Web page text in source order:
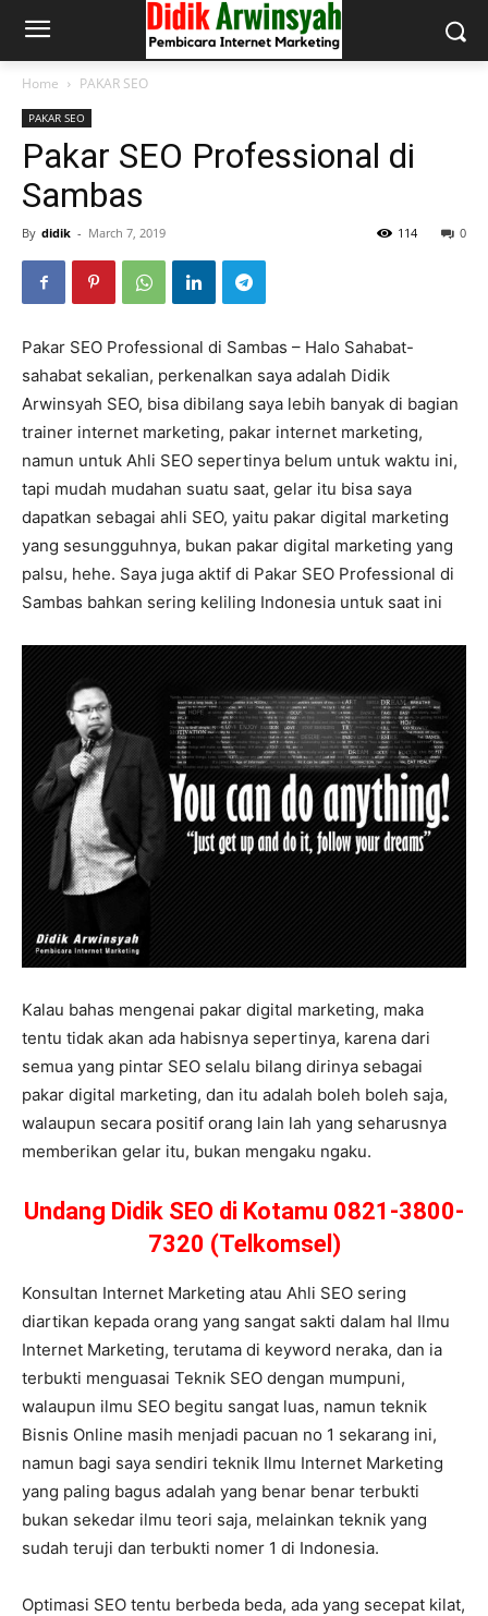
Home PAKAR SEO
PAKAR SEO
Pakar SEO Professional di
Sambas
By didik - March 7, 2019 0
114
Pakar SEO Professional di Sambas – Halo Sahabat-
sahabat sekalian, perkenalkan saya adalah Didik
Arwinsyah SEO, bisa dibilang saya lebih banyak di bagian
trainer internet marketing, pakar internet marketing,
namun untuk Ahli SEO sepertinya belum untuk waktu ini,
tapi mudah mudahan suatu saat, gelar itu bisa saya
dapatkan sebagai ahli SEO, yaitu pakar digital marketing
yang sesungguhnya, bukan pakar digital marketing yang
palsu, hehe. Saya juga aktif di Pakar SEO Professional di
Sambas bahkan sering keliling Indonesia untuk saat ini
Kalau bahas mengenai pakar digital marketing, maka
tentu tidak akan ada habisnya sepertinya, karena dari
semua yang pintar SEO selalu bilang dirinya sebagai
pakar digital marketing, dan itu adalah boleh boleh saja,
walaupun secara positif orang lain lah yang seharusnya
memberikan gelar itu, bukan mengaku ngaku.
Undang Didik SEO di Kotamu 0821-3800-
7320 (Telkomsel)
Konsultan Internet Marketing atau Ahli SEO sering
diartikan kepada orang yang sangat sakti dalam hal Ilmu
Internet Marketing, terutama di keyword neraka, dan ia
terbukti menguasai Teknik SEO dengan mumpuni,
walaupun ilmu SEO begitu sangat luas, namun teknik
Bisnis Online masih menjadi pacuan no 1 sekarang ini,
namun bagi saya sendiri teknik Ilmu Internet Marketing
yang paling bagus adalah yang benar benar terbukti
bukan sekedar ilmu teori saja, melainkan teknik yang
sudah teruji dan terbukti nomer 1 di Indonesia.
Optimasi SEO tentu berbeda beda, ada yang secepat kilat,